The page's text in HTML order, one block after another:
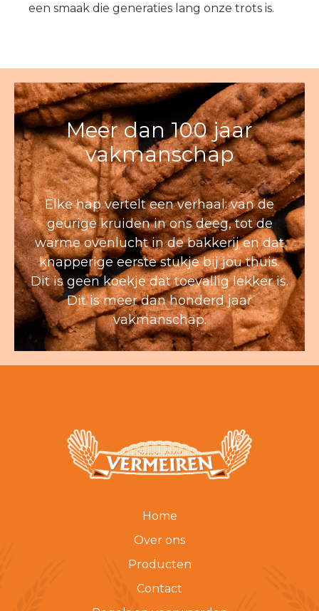
een smaak die generaties lang onze trots is.
Meer dan 100 jaar
vakmanschap
Elke hap vertelt een verhaal: van de
geurige kruiden in ons deeg, tot de
warme ovenlucht in de bakkerij en dat
knapperige eerste stukje bij jou thuis.
Dit is geen koekje dat toevallig lekker is.
Dit is meer dan honderd jaar
vakmanschap.
Home
Over ons
Producten
Contact